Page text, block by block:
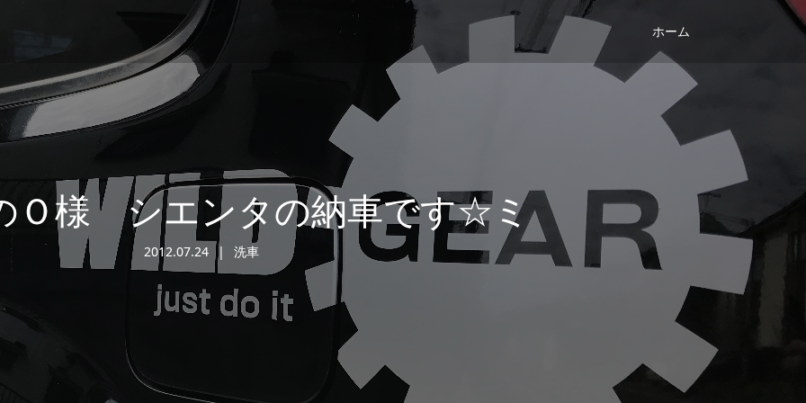
ホーム
Ｏ様 シエンタの納車です☆ミ
2012.07.24 洗車